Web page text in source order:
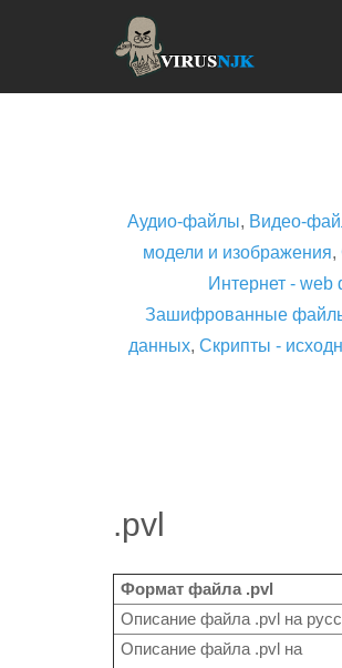
Аудио-файлы, Видео-
модели и изображения,
Интернет -
Зашифрованные
данных, Скрипты -
.pvl
Формат файла .pvl
Описание файла .pvl на
Описание файла .pvl на